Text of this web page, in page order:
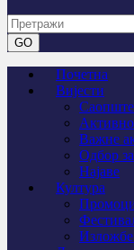
Почетна
Вијести
Важне
Одбор
Најаве
Култура